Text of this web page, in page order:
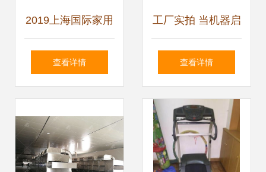
2019上海国际家用
保健电器展览会 引
查看详情
工厂实拍 当机器启
动，牙刷制造之美
查看详情